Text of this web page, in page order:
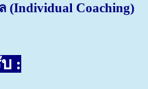
(Individual Coaching)
: